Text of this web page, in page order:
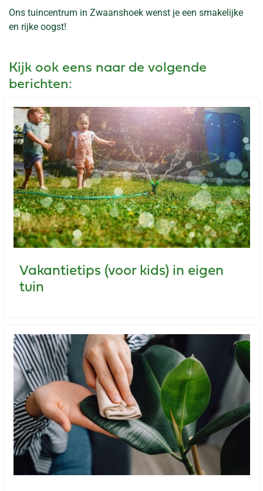
Ons tuincentrum in Zwaanshoek wenst je een smakelijke
en rijke oogst!
Kijk ook eens naar de volgende
berichten:
Vakantietips (voor kids) in eigen
tuin